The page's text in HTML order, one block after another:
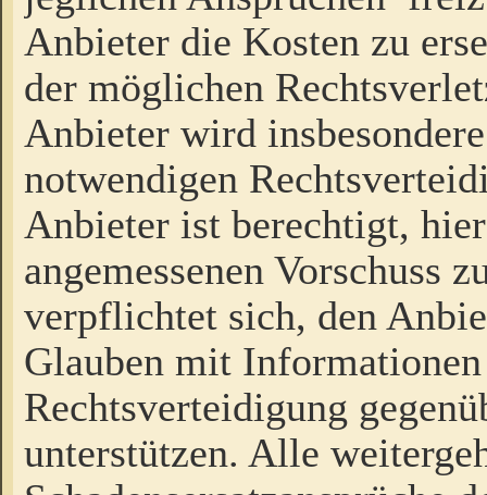
Anbieter die Kosten zu
der möglichen
Anbieter wird
notwendigen
Anbieter ist berechtigt,
angemessenen Vorschuss
verpflichtet sich, den
Glauben mit
Rechtsverteidigung
unterstützen. Alle